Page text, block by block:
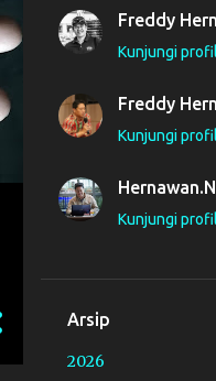
Freddy
Kunjungi profil
Freddy
Kunjungi profil
Kunjungi profil
Arsip
2026